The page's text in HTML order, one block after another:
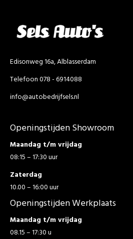
Edisonweg 16a, Alblasserdam
Telefoon 078 - 6914088
info@autobedrijfsels.nl
Openingstijden Showroom
Maandag t/m vrijdag
08:15 – 17:30 uur
Zaterdag
10.00 – 16:00 uur
Openingstijden Werkplaats
Maandag t/m vrijdag
08.15 – 17:30 u